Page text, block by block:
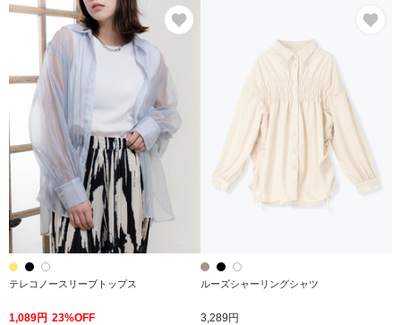
テレコノースリーブトップス
1,089円 23%OFF
ルーズシャーリングシャツ
3,289円